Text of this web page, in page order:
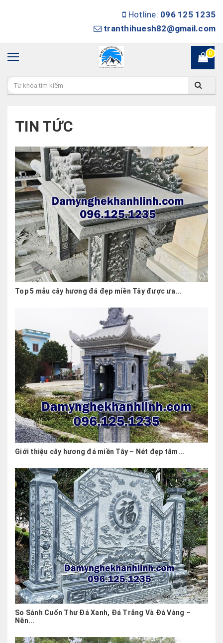
Hotline: 096 125 1235
tranthihuesh82@gmail.com
0
TIN TỨC
Top 5 mẫu cây hương đá đẹp miền Tây được ưa...
Giới thiệu cây hương đá miền Tây – Nét đẹp tâm...
So Sánh Cuốn Thư Đá Xanh, Đá Trắng Và Đá Vàng –
Nên...